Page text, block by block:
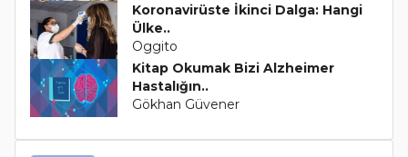
Koronavirüste İkinci Dalga: Hangi
Ülke..
Oggito
Kitap Okumak Bizi Alzheimer
Hastalığın..
Gökhan Güvener